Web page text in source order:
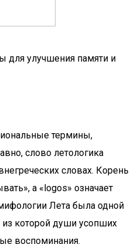
для улучшения памяти и
термины,
слово летологика
словах. Корень
а «logos» означает
Лета была одной
из которой души усопших
воспоминания.